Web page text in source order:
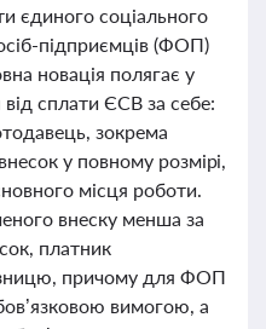
єдиного соціального
підприємців (ФОП)
новація полягає у
сплати ЄСВ за себе:
зокрема
у повному розмірі,
місця роботи.
внеску менша за
платник
причому для ФОП
вимогою, а